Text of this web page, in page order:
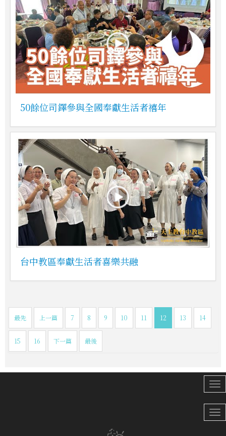
50餘位司鐸參與全國奉獻生活者禧年
台中教區奉獻生活者喜樂共融
最先 上一篇 7 8 9 10 11 12 13 14
15 16 下一篇 最後